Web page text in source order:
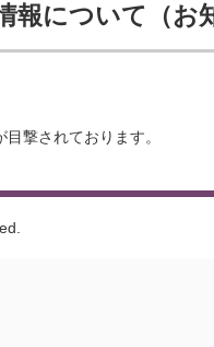
について（お
撃されております。